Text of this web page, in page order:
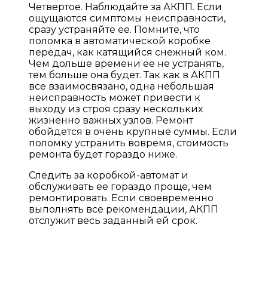
Четвертое. Наблюдайте за АКПП. Если
ощущаются симптомы неисправности,
сразу устраняйте ее. Помните, что
поломка в автоматической коробке
передач, как катящийся снежный ком.
Чем дольше времени ее не устранять,
тем больше она будет. Так как в АКПП
все взаимосвязано, одна небольшая
неисправность может привести к
выходу из строя сразу нескольких
жизненно важных узлов. Ремонт
обойдется в очень крупные суммы. Если
поломку устранить вовремя, стоимость
ремонта будет гораздо ниже.
Следить за коробкой-автомат и
обслуживать ее гораздо проще, чем
ремонтировать. Если своевременно
выполнять все рекомендации, АКПП
отслужит весь заданный ей срок.